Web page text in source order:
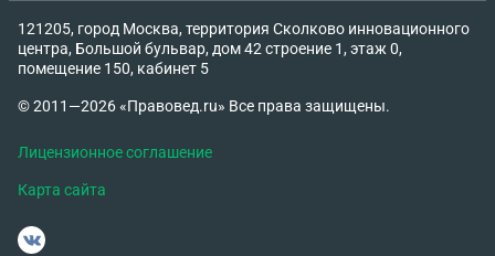
121205, город Москва, территория Сколково инновационного
центра, Большой бульвар, дом 42 строение 1, этаж 0,
помещение 150, кабинет 5
© 2011—2026 «Правовед.ru» Все права защищены.
Лицензионное соглашение
Карта сайта